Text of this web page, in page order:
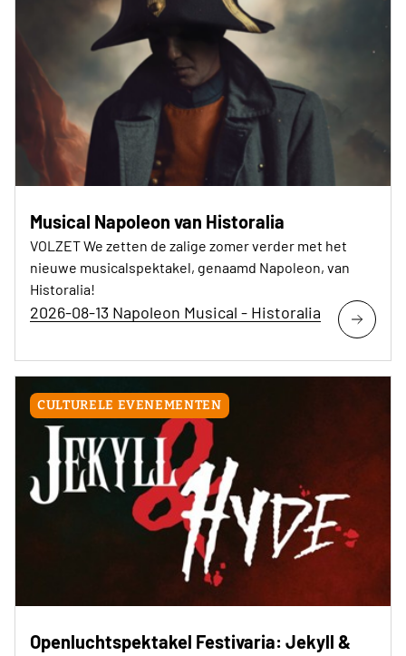
Musical Napoleon van Historalia
VOLZET We zetten de zalige zomer verder met het
nieuwe musicalspektakel, genaamd Napoleon, van
Historalia!
2026-08-13 Napoleon Musical - Historalia
CULTURELE EVENEMENTEN
Openluchtspektakel Festivaria: Jekyll &